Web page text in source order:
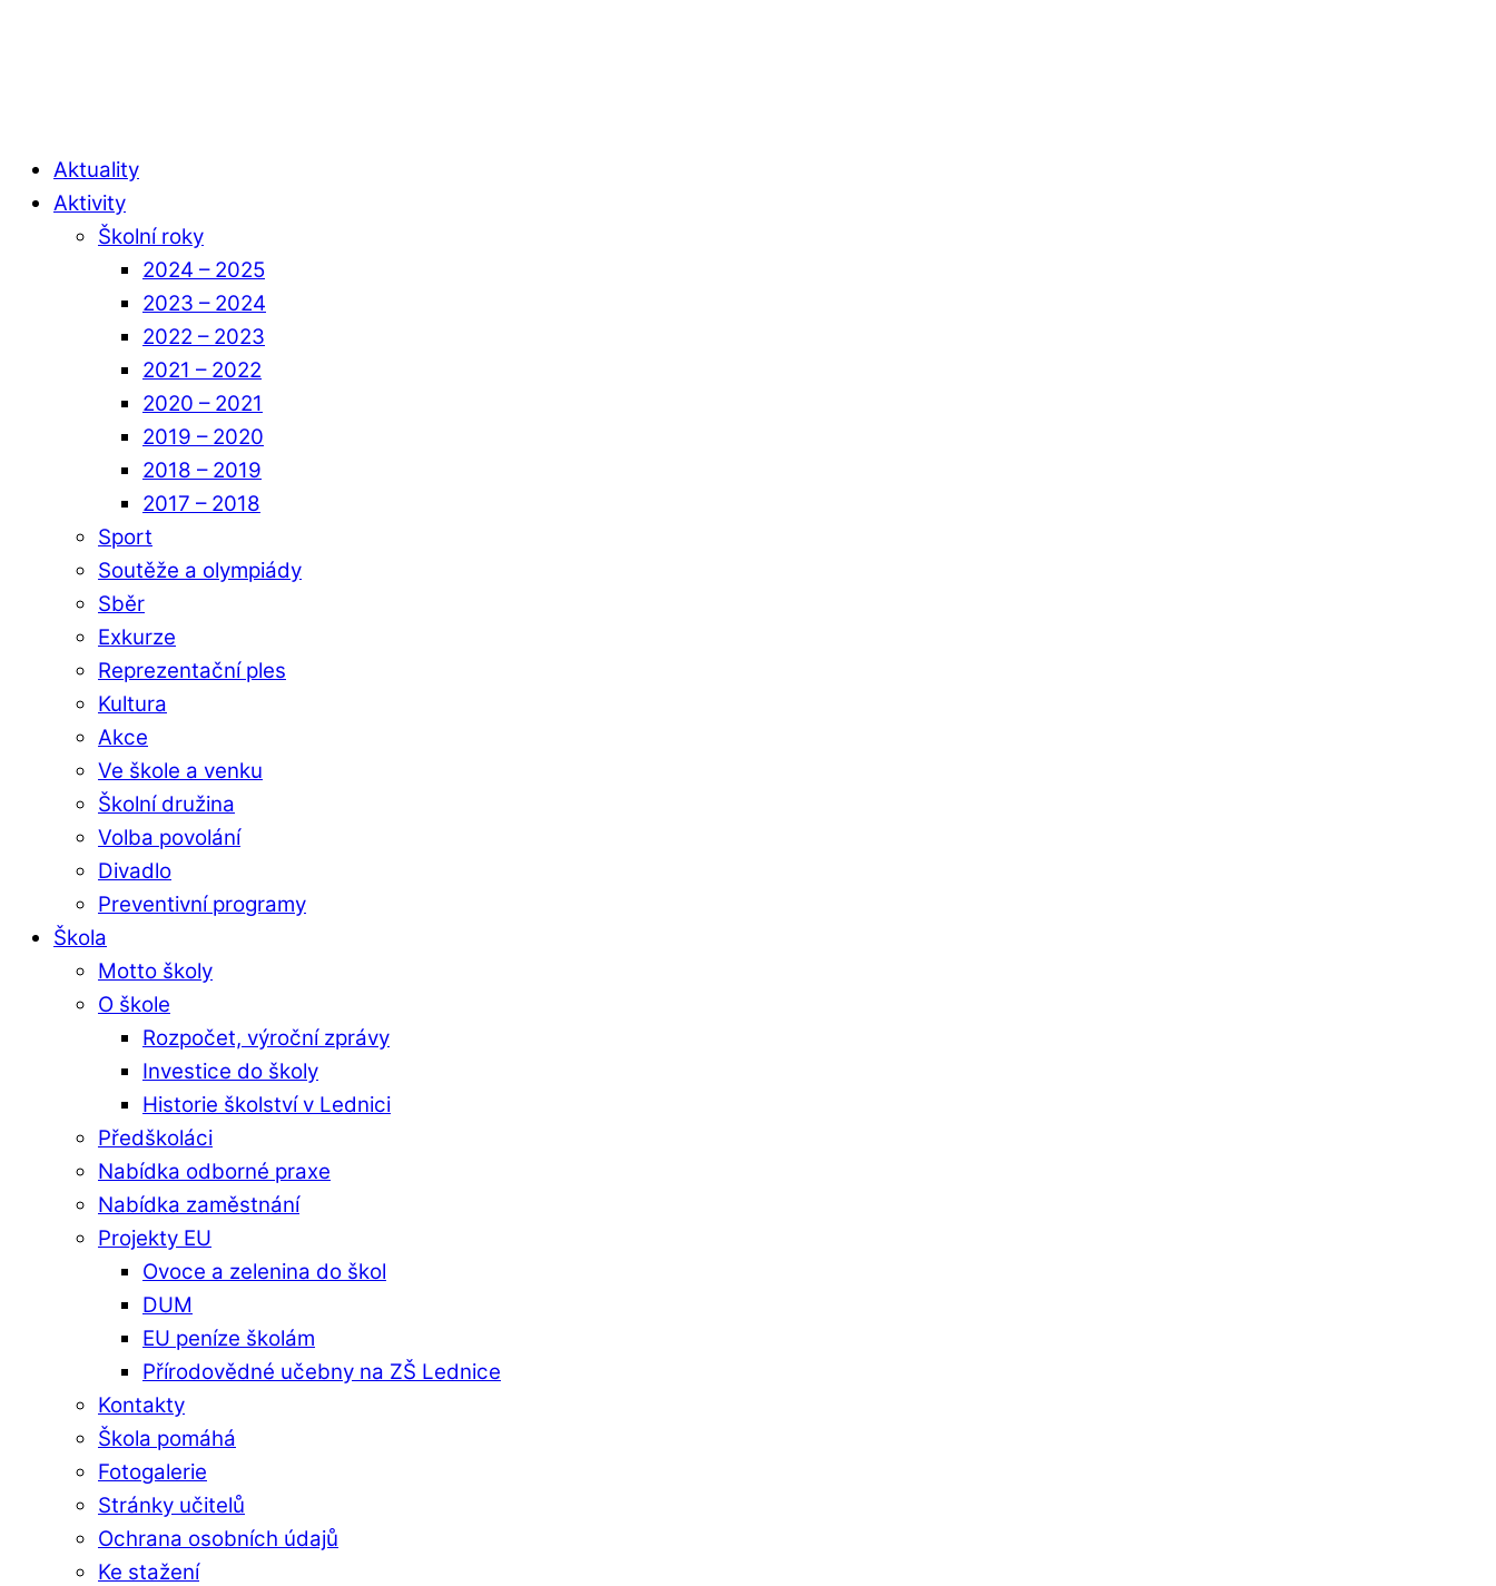
Aktuality
Aktivity
Školní roky
2024 – 2025
2023 – 2024
2022 – 2023
2021 – 2022
2020 – 2021
2019 – 2020
2018 – 2019
2017 – 2018
Sport
Soutěže a olympiády
Sběr
Exkurze
Reprezentační ples
Kultura
Akce
Ve škole a venku
Školní družina
Volba povolání
Divadlo
Preventivní programy
Škola
Motto školy
O škole
Rozpočet, výroční zprávy
Investice do školy
Historie školství v Lednici
Předškoláci
Nabídka odborné praxe
Nabídka zaměstnání
Projekty EU
Ovoce a zelenina do škol
DUM
EU peníze školám
Přírodovědné učebny na ZŠ Lednice
Kontakty
Škola pomáhá
Fotogalerie
Stránky učitelů
Ochrana osobních údajů
Ke stažení